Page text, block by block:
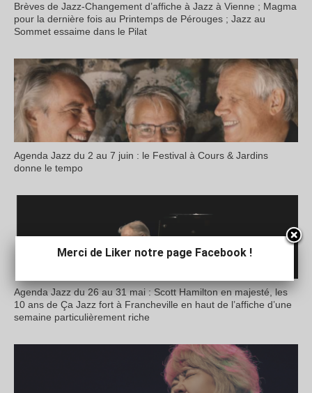
Brèves de Jazz-Changement d’affiche à Jazz à Vienne ; Magma
pour la dernière fois au Printemps de Pérouges ; Jazz au
Sommet essaime dans le Pilat
Agenda Jazz du 2 au 7 juin : le Festival à Cours & Jardins
donne le tempo
Agenda Jazz du 26 au 31 mai : Scott Hamilton en majesté, les
10 ans de Ça Jazz fort à Francheville en haut de l’affiche d’une
semaine particulièrement riche
Merci de Liker notre page Facebook !